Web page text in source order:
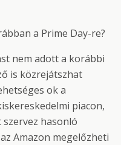
a Prime Day-re?
nem adott a korábbi
is közrejátszhat
ok a
piacon,
hasonló
Amazon megelőzheti